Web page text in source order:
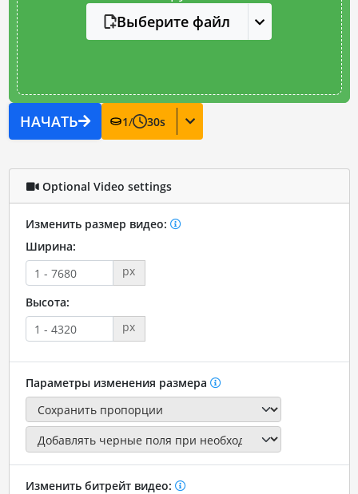
Выберите файл
НАЧАТЬ 1/ 30s
Optional Video settings
Изменить размер видео:
Ширина:
px
Высота:
px
Параметры изменения размера
Изменить битрейт видео: